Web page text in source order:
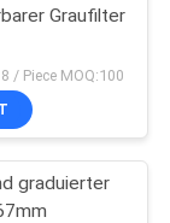
Graufilter
/ Piece MOQ:100
graduierter